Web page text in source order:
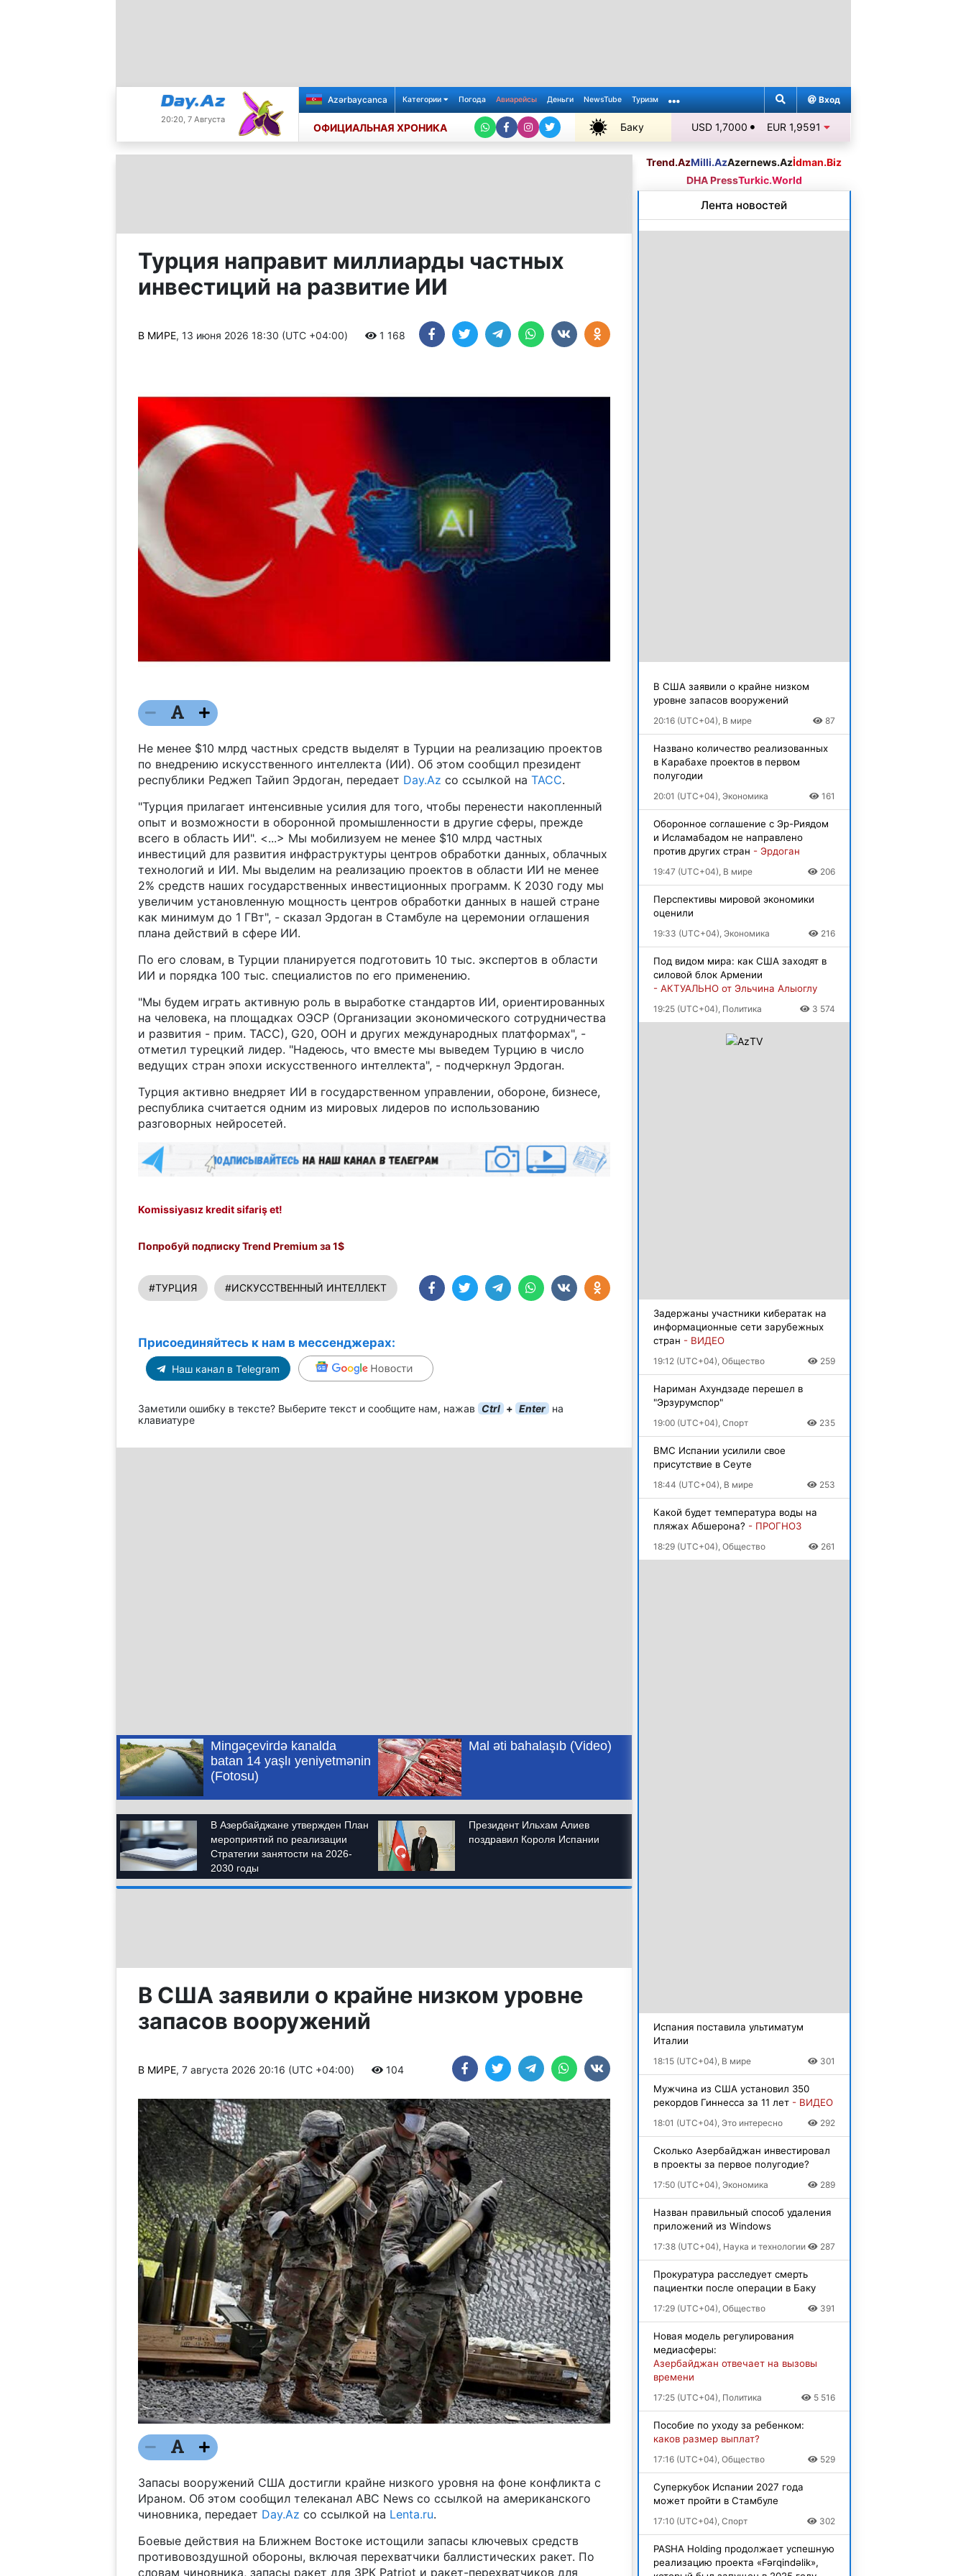
20:20, 7 Августа
Azərbaycanca Категории Погода Авиарейсы Деньги NewsTube Туризм Вход
ОФИЦИАЛЬНАЯ ХРОНИКА Баку
+28℃
USD 1,7000 EUR 1,9591
Турция направит миллиарды частных
инвестиций на развитие ИИ
В МИРЕ, 13 июня 2026 18:30 (UTC +04:00) 1 168
Не менее $10 млрд частных средств выделят в Турции на реализацию проектов
по внедрению искусственного интеллекта (ИИ). Об этом сообщил президент
республики Реджеп Тайип Эрдоган, передает Day.Az со ссылкой на ТАСС.
"Турция прилагает интенсивные усилия для того, чтобы перенести накопленный
опыт и возможности в оборонной промышленности в другие сферы, прежде
всего в область ИИ". <...> Мы мобилизуем не менее $10 млрд частных
инвестиций для развития инфраструктуры центров обработки данных, облачных
технологий и ИИ. Мы выделим на реализацию проектов в области ИИ не менее
2% средств наших государственных инвестиционных программ. К 2030 году мы
увеличим установленную мощность центров обработки данных в нашей стране
как минимум до 1 ГВт", - сказал Эрдоган в Стамбуле на церемонии оглашения
плана действий в сфере ИИ.
По его словам, в Турции планируется подготовить 10 тыс. экспертов в области
ИИ и порядка 100 тыс. специалистов по его применению.
"Мы будем играть активную роль в выработке стандартов ИИ, ориентированных
на человека, на площадках ОЭСР (Организации экономического сотрудничества
и развития - прим. ТАСС), G20, ООН и других международных платформах", -
отметил турецкий лидер. "Надеюсь, что вместе мы выведем Турцию в число
ведущих стран эпохи искусственного интеллекта", - подчеркнул Эрдоган.
Турция активно внедряет ИИ в государственном управлении, обороне, бизнесе,
республика считается одним из мировых лидеров по использованию
разговорных нейросетей.
Komissiyasız kredit sifariş et!
Попробуй подписку Trend Premium за 1$
#ТУРЦИЯ #ИСКУССТВЕННЫЙ ИНТЕЛЛЕКТ
Присоединяйтесь к нам в мессенджерах:
Наш канал в Telegram
Заметили ошибку в тексте? Выберите текст и сообщите нам, нажав Ctrl + Enter на
клавиатуре
В США заявили о крайне низком уровне
запасов вооружений
В МИРЕ, 7 августа 2026 20:16 (UTC +04:00) 104
Запасы вооружений США достигли крайне низкого уровня на фоне конфликта с
Ираном. Об этом сообщил телеканал ABC News со ссылкой на американского
чиновника, передает Day.Az со ссылкой на Lenta.ru.
Боевые действия на Ближнем Востоке истощили запасы ключевых средств
противовоздушной обороны, включая перехватчики баллистических ракет. По
словам чиновника, запасы ракет для ЗРК Patriot и ракет-перехватчиков для
Trend.AzMilli.AzAzernews.Azİdman.Biz
DHA PressTurkic.World
Лента новостей
В США заявили о крайне низком
уровне запасов вооружений
20:16 (UTC+04), В мире 87
Названо количество реализованных
в Карабахе проектов в первом
полугодии
20:01 (UTC+04), Экономика 161
Оборонное соглашение с Эр-Риядом
и Исламабадом не направлено
против других стран - Эрдоган
19:47 (UTC+04), В мире 206
Перспективы мировой экономики
оценили
19:33 (UTC+04), Экономика 216
Под видом мира: как США заходят в
силовой блок Армении
- АКТУАЛЬНО от Эльчина Алыоглу
19:25 (UTC+04), Политика 3 574
Задержаны участники кибератак на
информационные сети зарубежных
стран - ВИДЕО
19:12 (UTC+04), Общество 259
Нариман Ахундзаде перешел в
"Эрзурумспор"
19:00 (UTC+04), Спорт 235
ВМС Испании усилили свое
присутствие в Сеуте
18:44 (UTC+04), В мире 253
Какой будет температура воды на
пляжах Абшерона? - ПРОГНОЗ
18:29 (UTC+04), Общество 261
Испания поставила ультиматум
Италии
18:15 (UTC+04), В мире 301
Мужчина из США установил 350
рекордов Гиннесса за 11 лет - ВИДЕО
18:01 (UTC+04), Это интересно 292
Сколько Азербайджан инвестировал
в проекты за первое полугодие?
17:50 (UTC+04), Экономика 289
Назван правильный способ удаления
приложений из Windows
17:38 (UTC+04), Наука и технологии 287
Прокуратура расследует смерть
пациентки после операции в Баку
17:29 (UTC+04), Общество 391
Новая модель регулирования
медиасферы:
Азербайджан отвечает на вызовы
времени
17:25 (UTC+04), Политика 5 516
Пособие по уходу за ребенком:
каков размер выплат?
17:16 (UTC+04), Общество 529
Суперкубок Испании 2027 года
может пройти в Стамбуле
17:10 (UTC+04), Спорт 302
PASHA Holding продолжает успешную
реализацию проекта «Fərqindəlik»,